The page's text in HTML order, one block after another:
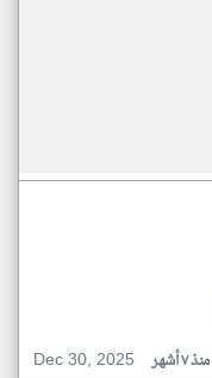
Dec 30, 2025
منذ ٧ أشهر